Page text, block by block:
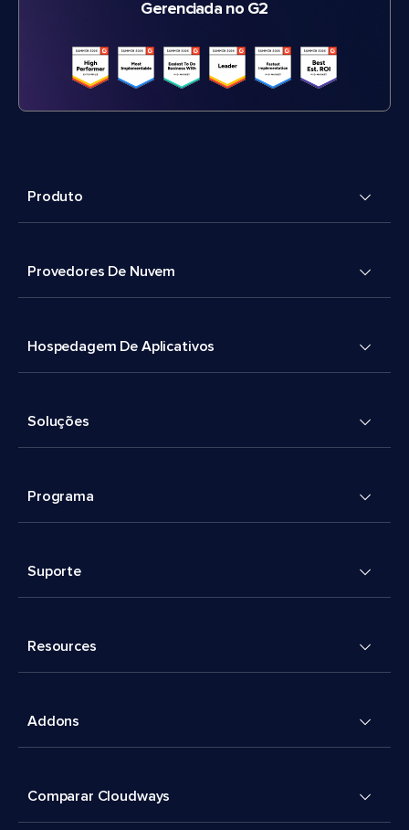
Gerenciada no G2
Produto
Provedores De Nuvem
Hospedagem De Aplicativos
Soluções
Programa
Suporte
Resources
Addons
Comparar Cloudways